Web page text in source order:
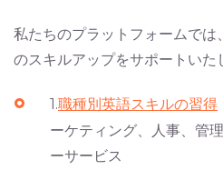
私たちのプラットフォームでは
のスキルアップをサポートいた
1.職種別英語スキルの習得
ーケティング、人事、管
ーサービス